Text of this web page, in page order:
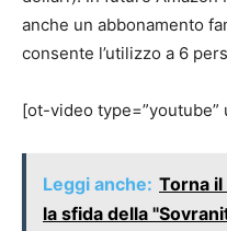
anche un abbonamento
consente l’utilizzo a 6
[ot-video type=”youtube”
Leggi anche: Torna il
la sfida della